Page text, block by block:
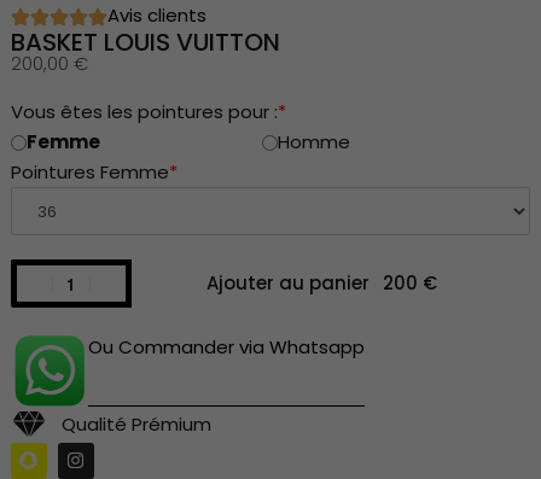
Avis clients
BASKET LOUIS VUITTON
200,00 €
*
Vous êtes les pointures pour :
Femme
Homme
*
Pointures Femme
Ajouter au panier
Ou Commander via Whatsapp
Qualité Prémium